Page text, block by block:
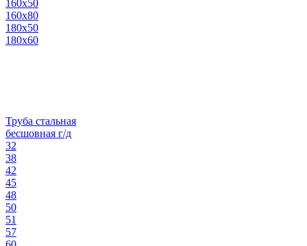
160х50
160х80
180х50
180х60
Труба стальная
бесшовная г/д
32
38
42
45
48
50
51
57